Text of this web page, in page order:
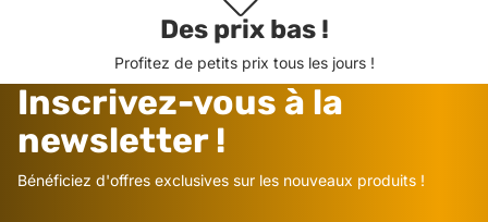
Des prix bas !
Profitez de petits prix tous les jours !
Inscrivez-vous à la
newsletter !
Bénéficiez d'offres exclusives sur les nouveaux produits !